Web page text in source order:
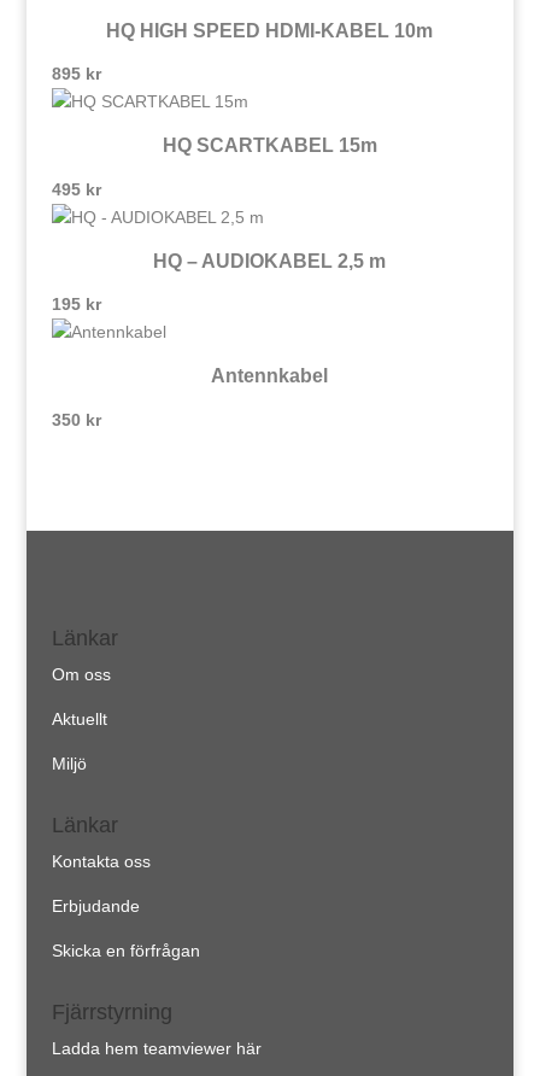
HQ HIGH SPEED HDMI-KABEL 10m
895 kr
HQ SCARTKABEL 15m
495 kr
HQ – AUDIOKABEL 2,5 m
195 kr
Antennkabel
350 kr
Länkar
Om oss
Aktuellt
Miljö
Länkar
Kontakta oss
Erbjudande
Skicka en förfrågan
Fjärrstyrning
Ladda hem teamviewer här